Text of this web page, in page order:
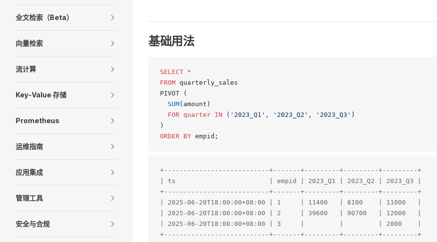
全文检索（Beta）
向量检索
流计算
Key-Value 存储
Prometheus
运维指南
应用集成
管理工具
安全与合规
基础用法
SELECT *
FROM quarterly_sales
PIVOT (
  SUM
(amount)
  FOR
quarter IN ( '2023_Q1' , '2023_Q2' , '2023_Q3' )
)
ORDER BY empid;
+---------------------------+-------+---------+---------+---------+
| ts                        | empid | 2023_Q1 | 2023_Q2 | 2023_Q3 |
+---------------------------+-------+---------+---------+---------+
| 2025-06-20T18:00:00+08:00 | 1     | 11400   | 8100    | 11000   |
| 2025-06-20T18:00:00+08:00 | 2     | 39600   | 90700   | 12000   |
| 2025-06-20T18:00:00+08:00 | 3     |         |         | 2800    |
+---------------------------+-------+---------+---------+---------+